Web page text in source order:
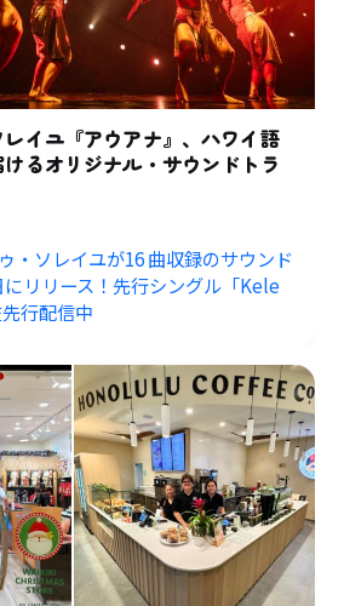
イユ『アウアナ』、ハワイ語
るオリジナル・サウンドトラ
・ソレイユが16 曲収録のサウンド
にリリース！先行シングル「Kele
行配信中